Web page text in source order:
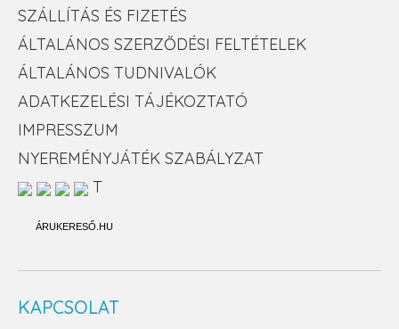
SZÁLLÍTÁS ÉS FIZETÉS
ÁLTALÁNOS SZERZŐDÉSI FELTÉTELEK
ÁLTALÁNOS TUDNIVALÓK
ADATKEZELÉSI TÁJÉKOZTATÓ
IMPRESSZUM
NYEREMÉNYJÁTÉK SZABÁLYZAT
T
ÁRUKERESŐ.HU
KAPCSOLAT